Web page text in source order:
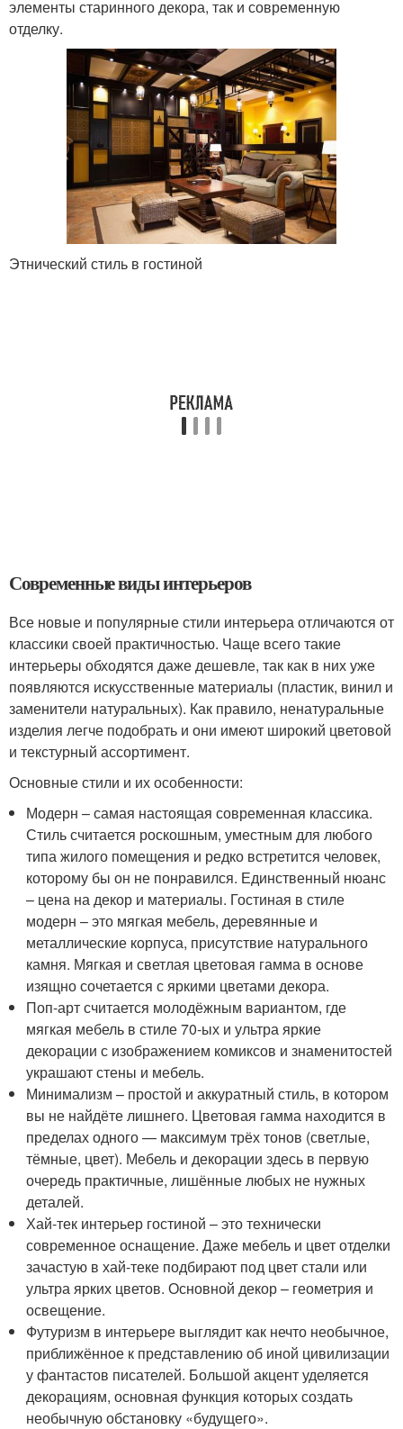
элементы старинного декора, так и современную
отделку.
Этнический стиль в гостиной
Современные виды интерьеров
Все новые и популярные стили интерьера отличаются от
классики своей практичностью. Чаще всего такие
интерьеры обходятся даже дешевле, так как в них уже
появляются искусственные материалы (пластик, винил и
заменители натуральных). Как правило, ненатуральные
изделия легче подобрать и они имеют широкий цветовой
и текстурный ассортимент.
Основные стили и их особенности:
Модерн – самая настоящая современная классика.
Стиль считается роскошным, уместным для любого
типа жилого помещения и редко встретится человек,
которому бы он не понравился. Единственный нюанс
– цена на декор и материалы. Гостиная в стиле
модерн – это мягкая мебель, деревянные и
металлические корпуса, присутствие натурального
камня. Мягкая и светлая цветовая гамма в основе
изящно сочетается с яркими цветами декора.
Поп-арт считается молодёжным вариантом, где
мягкая мебель в стиле 70-ых и ультра яркие
декорации с изображением комиксов и знаменитостей
украшают стены и мебель.
Минимализм – простой и аккуратный стиль, в котором
вы не найдёте лишнего. Цветовая гамма находится в
пределах одного — максимум трёх тонов (светлые,
тёмные, цвет). Мебель и декорации здесь в первую
очередь практичные, лишённые любых не нужных
деталей.
Хай-тек интерьер гостиной – это технически
современное оснащение. Даже мебель и цвет отделки
зачастую в хай-теке подбирают под цвет стали или
ультра ярких цветов. Основной декор – геометрия и
освещение.
Футуризм в интерьере выглядит как нечто необычное,
приближённое к представлению об иной цивилизации
у фантастов писателей. Большой акцент уделяется
декорациям, основная функция которых создать
необычную обстановку «будущего».